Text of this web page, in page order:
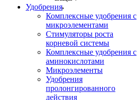
Удобрения
Комплексные удобрения с
микроэлементами
Стимуляторы роста
корневой системы
Комплексные удобрения с
аминокислотами
Микроэлементы
Удобрения
пролонгированного
действия